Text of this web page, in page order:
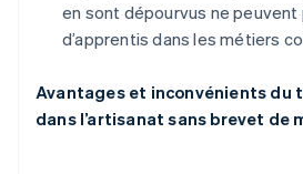
en sont dépourvus ne
d’apprentis dans les métiers
Avantages et inconvénients du
dans l’artisanat sans brevet de